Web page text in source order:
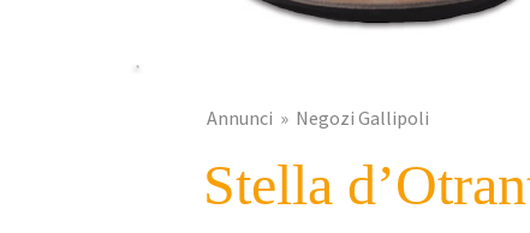
Annunci Negozi Gallipoli
Stella